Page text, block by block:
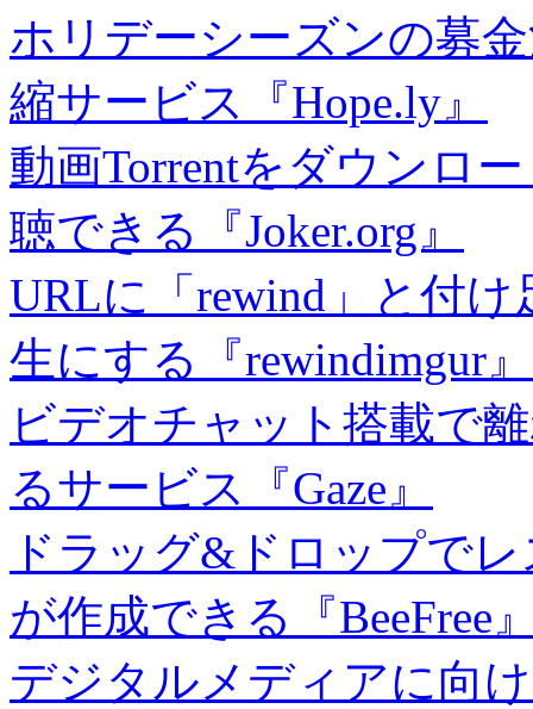
ホリデーシーズンの募
縮サービス『Hope.ly』
動画Torrentをダウンロ
聴できる『Joker.org』
URLに「rewind」と付
生にする『rewindimgur』
ビデオチャット搭載で
るサービス『Gaze』
ドラッグ&ドロップで
が作成できる『BeeFree
デジタルメディアに向